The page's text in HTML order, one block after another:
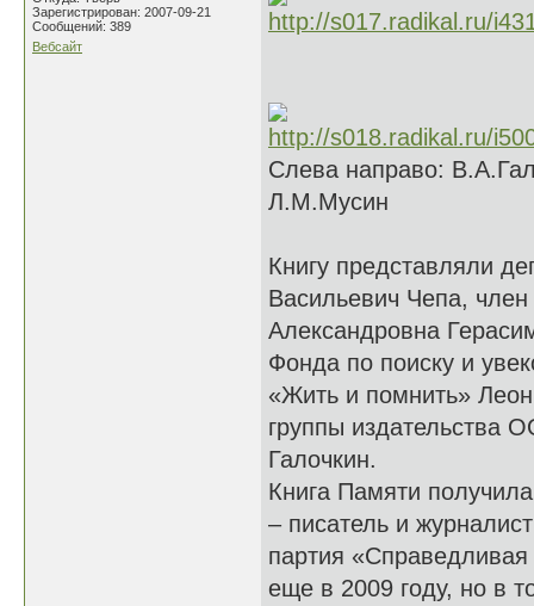
Зарегистрирован: 2007-09-21
Сообщений: 389
Вебсайт
Слева направо:
Л.М.Мусин
Книгу представляли
Васильевич Чепа, член
Александровна
Фонда по поиску и
«Жить и помнить»
группы издательства
Галочкин.
Книга Памяти
– писатель и
партия
еще в 2009 году, но в